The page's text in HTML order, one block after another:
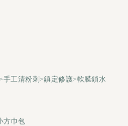
工清粉刺>鎮定修護>軟膜鎖水
方巾包